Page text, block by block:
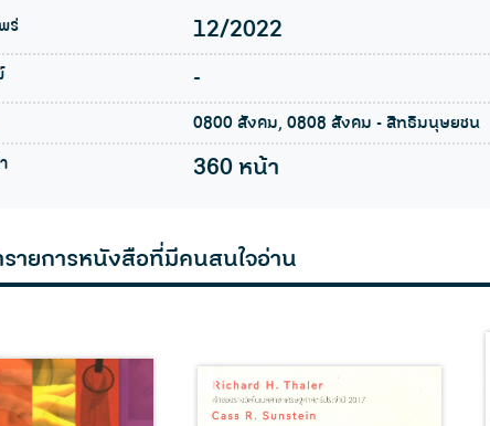
ร่ 12/2022
-
0800 สังคม, 0808 สังคม - สิทธิมนุษยชน
360 หน้า
ายการหนังสือที่มีคนสนใจอ่าน